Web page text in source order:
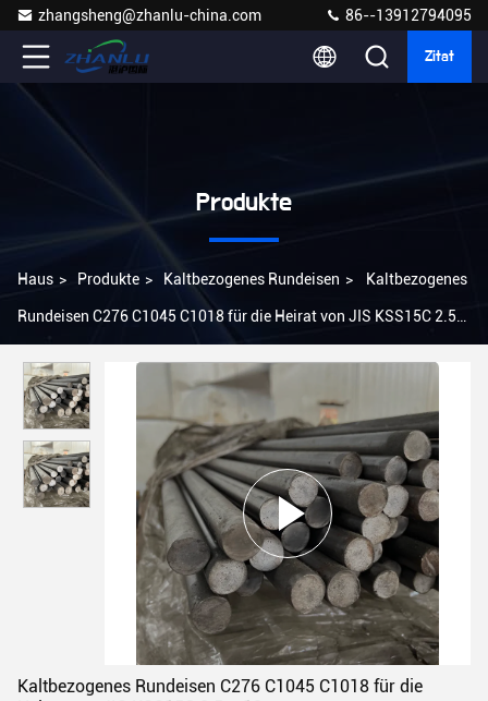
zhangsheng@zhanlu-china.com 86--13912794095
Zitat
Produkte
Haus > Produkte > Kaltbezogenes Rundeisen > Kaltbezogenes
Rundeisen C276 C1045 C1018 für die Heirat von JIS KSS15C 2.5m
Kaltbezogenes Rundeisen C276 C1045 C1018 für die